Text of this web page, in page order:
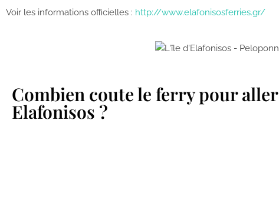
Voir les informations officielles : http://www.elafonisosferries.gr/
Combien coute le ferry pour
Elafonisos ?